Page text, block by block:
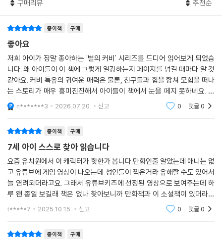
구매리뷰 추천순
종이책 구매
좋아요
저희 아이가 정말 좋아하는 '별의 커비' 시리즈를 드디어 읽어보게 되었습
니다. 왜 아이들이 이 책에 그렇게 열광하는지 페이지를 넘길 때마다 알 것
같아요. 커비 특유의 귀여운 매력은 물론, 친구들과 힘을 합쳐 모험을 떠나
는 스토리가 매우 흥미진진해서 아이들이 책에서 눈을 떼지 못하네요. 글
밥이 적당하고 그림이 생생해서 평소 긴 글을 읽기 힘들어하는 아이들도
부담 없이 즐겁
n*******3 2026.07.20. 신고 0 댓글0
종이책 구매
7세 아이 스스로 찾아 읽습니다
요즘 유치원에서 이 캐릭터가 핫한가 봅니다.만화인줄 알았는데 애니는 없
고 유튜브에 게임 영상이 나오는데 성인들이 찍은거라 유해할 수도 있어서
늘 염려되더라고요. 그래서 유튜브키즈에 선정된 영상으로 보여주는데 하
루 왠 종일 보길래 책은 없나 찾아보니까 만화책과 이 소설책이 있더라고
요. 이 책도 7세가 읽기에는 좀 빠듯한데다 흑백이라 아이가 읽을 수 있을
t*****7 2025.10.15. 신고 0 댓글0
종이책 구매